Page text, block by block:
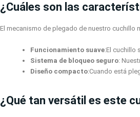
¿Cuáles son las
El mecanismo de plegado de nuestro cuchillo
Funcionamiento suave:El cuchillo
Sistema de bloqueo seguro:
Diseño compacto:Cuando está
¿Qué tan versátil es este